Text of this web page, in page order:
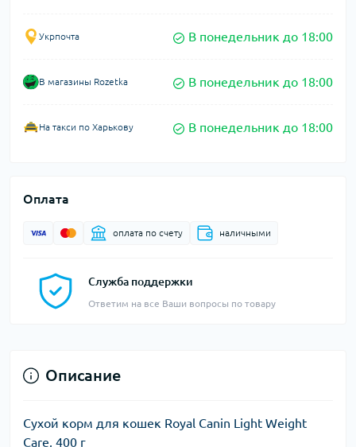
Укрпочта В понедельник до 18:00
В магазины Rozetka В понедельник до 18:00
На такси по Харькову В понедельник до 18:00
Оплата
оплата по счету наличными
Служба поддержки
Ответим на все Ваши вопросы по товару
Описание
Сухой корм для кошек Royal Canin Light Weight
Care, 400 г